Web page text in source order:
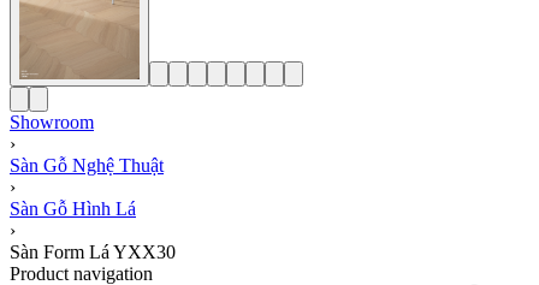
Showroom
›
Sàn Gỗ Nghệ Thuật
›
Sàn Gỗ Hình Lá
›
Sàn Form Lá YXX30
Product navigation